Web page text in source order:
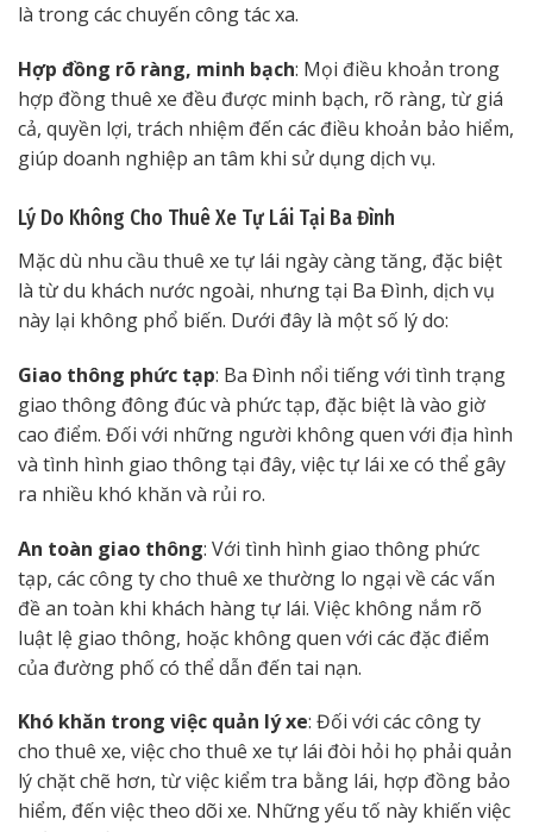
là trong các chuyến công tác xa.
Hợp đồng rõ ràng, minh bạch: Mọi điều khoản trong
hợp đồng thuê xe đều được minh bạch, rõ ràng, từ giá
cả, quyền lợi, trách nhiệm đến các điều khoản bảo hiểm,
giúp doanh nghiệp an tâm khi sử dụng dịch vụ.
Lý Do Không Cho Thuê Xe Tự Lái Tại Ba Đình
Mặc dù nhu cầu thuê xe tự lái ngày càng tăng, đặc biệt
là từ du khách nước ngoài, nhưng tại Ba Đình, dịch vụ
này lại không phổ biến. Dưới đây là một số lý do:
Giao thông phức tạp: Ba Đình nổi tiếng với tình trạng
giao thông đông đúc và phức tạp, đặc biệt là vào giờ
cao điểm. Đối với những người không quen với địa hình
và tình hình giao thông tại đây, việc tự lái xe có thể gây
ra nhiều khó khăn và rủi ro.
An toàn giao thông: Với tình hình giao thông phức
tạp, các công ty cho thuê xe thường lo ngại về các vấn
đề an toàn khi khách hàng tự lái. Việc không nắm rõ
luật lệ giao thông, hoặc không quen với các đặc điểm
của đường phố có thể dẫn đến tai nạn.
Khó khăn trong việc quản lý xe: Đối với các công ty
cho thuê xe, việc cho thuê xe tự lái đòi hỏi họ phải quản
lý chặt chẽ hơn, từ việc kiểm tra bằng lái, hợp đồng bảo
hiểm, đến việc theo dõi xe. Những yếu tố này khiến việc